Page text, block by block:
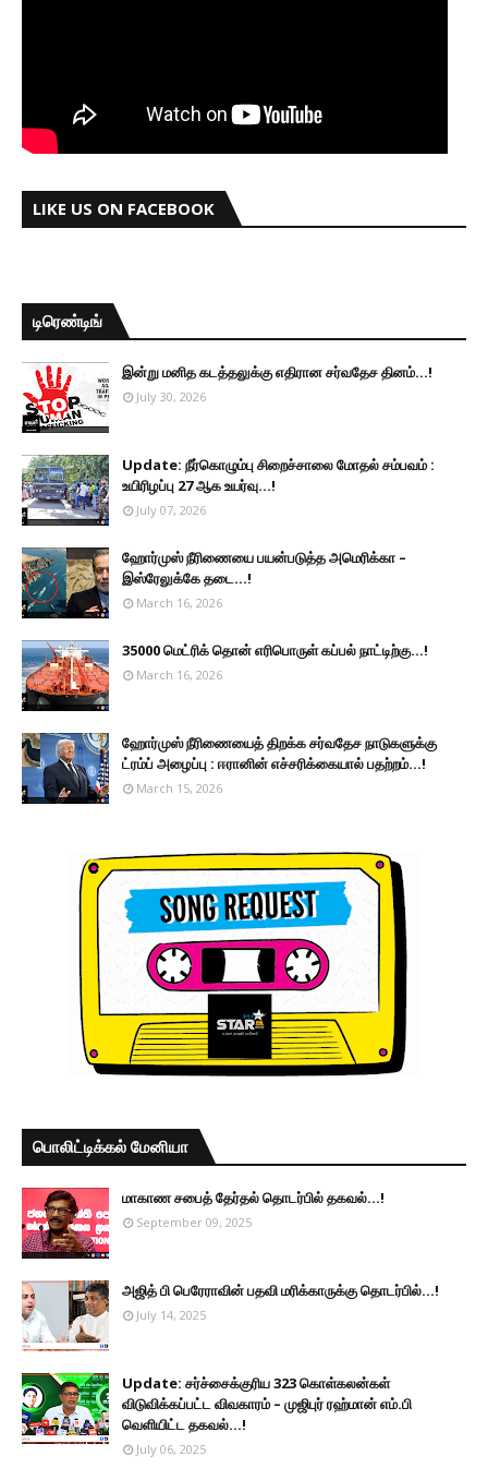
LIKE US ON FACEBOOK
டிரெண்டிங்
இன்று மனித கடத்தலுக்கு எதிரான சர்வதேச தினம்...!
July 30, 2026
Update: நீர்கொழும்பு சிறைச்சாலை மோதல் சம்பவம் :
உயிரிழப்பு 27 ஆக உயர்வு...!
July 07, 2026
ஹோர்முஸ் நீரிணையை பயன்படுத்த அமெரிக்கா –
இஸ்ரேலுக்கே தடை...!
March 16, 2026
35000 மெட்ரிக் தொன் எரிபொருள் கப்பல் நாட்டிற்கு...!
March 16, 2026
ஹோர்முஸ் நீரிணையைத் திறக்க சர்வதேச நாடுகளுக்கு
ட்ரம்ப் அழைப்பு : ஈரானின் எச்சரிக்கையால் பதற்றம்...!
March 15, 2026
பொலிட்டிக்கல் மேனியா
மாகாண சபைத் தேர்தல் தொடர்பில் தகவல்...!
September 09, 2025
அஜித் பி பெரேராவின் பதவி மரிக்காருக்கு தொடர்பில்...!
July 14, 2025
Update: சர்ச்சைக்குரிய 323 கொள்கலன்கள்
விடுவிக்கப்பட்ட விவகாரம் – முஜிபுர் ரஹ்மான் எம்.பி
வெளியிட்ட தகவல்...!
July 06, 2025